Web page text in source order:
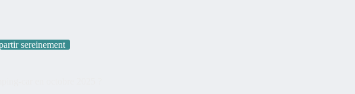
sereinement